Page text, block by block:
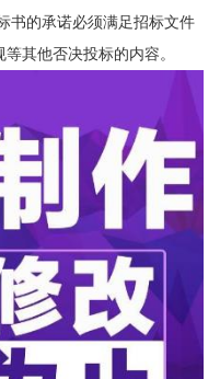
书的承诺必须满足招标文件
其他否决投标的内容。